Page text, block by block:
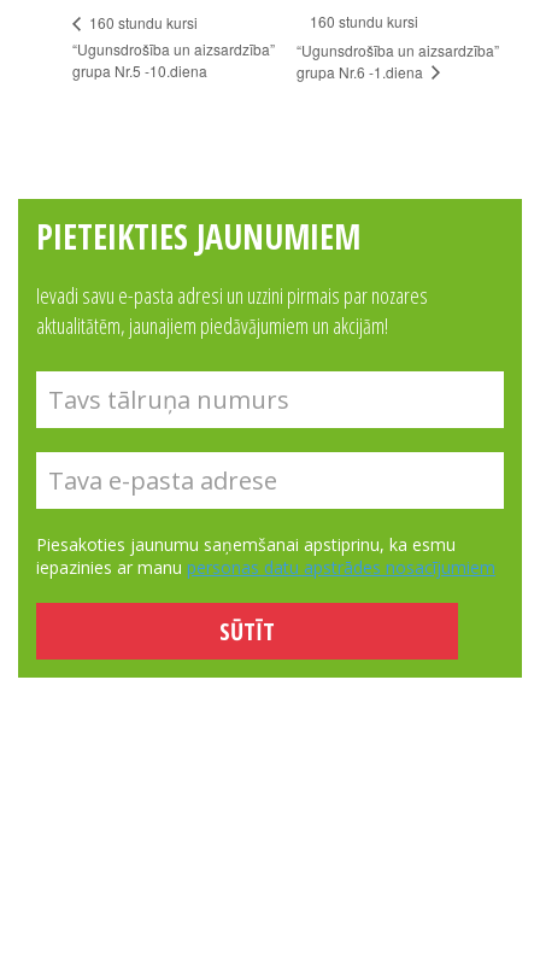
160 stundu kursi
“Ugunsdrošība un aizsardzība”
grupa Nr.5 -10.diena
160 stundu kursi
“Ugunsdrošība un aizsardzība”
grupa Nr.6 -1.diena
PIETEIKTIES JAUNUMIEM
Ievadi savu e-pasta adresi un uzzini pirmais par nozares
aktualitātēm, jaunajiem piedāvājumiem un akcijām!
Piesakoties jaunumu saņemšanai apstiprinu, ka esmu
iepazinies ar manu personas datu apstrādes nosacījumiem